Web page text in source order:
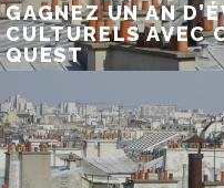
GAGNEZ UN AN
CULTURELS AVEC
QUEST